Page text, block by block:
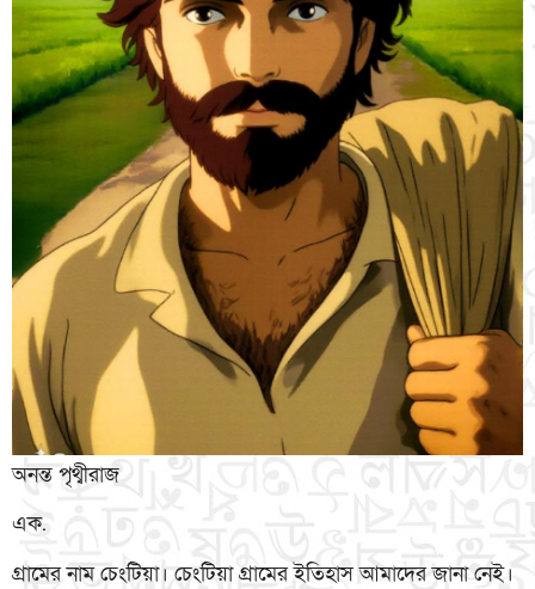
অনন্ত পৃথ্বীরাজ
এক.
গ্রামের নাম চেংটিয়া। চেংটিয়া গ্রামের ইতিহাস আমাদের জানা নেই।